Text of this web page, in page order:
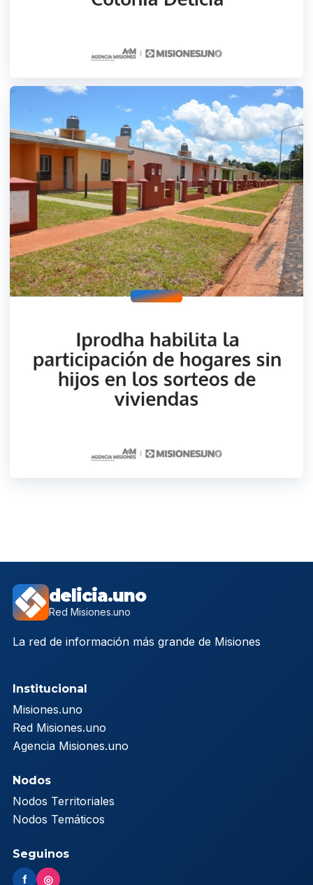
delicia.uno
Red Misiones.uno
La red de información más grande de Misiones
Institucional
Misiones.uno
Red Misiones.uno
Agencia Misiones.uno
Nodos
Nodos Territoriales
Nodos Temáticos
Seguinos
f ◎